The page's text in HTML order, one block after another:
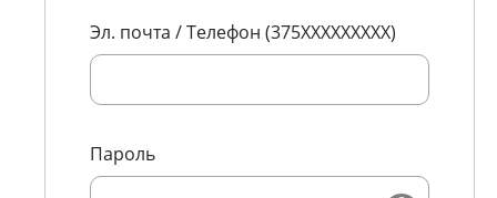
Эл. почта / Телефон (375XXXXXXXXX)
Пароль